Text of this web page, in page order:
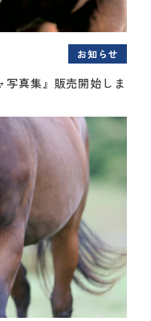
お知らせ
写真集』販売開始しま